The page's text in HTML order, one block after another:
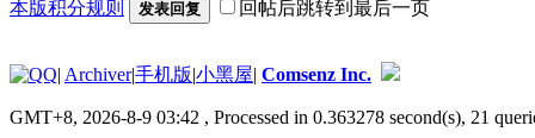
本版积分规则 发表回复 回帖后跳转到最后一页
| Archiver|手机版|小黑屋| Comsenz Inc.
GMT+8, 2026-8-9 03:42 , Processed in 0.363278 second(s), 21